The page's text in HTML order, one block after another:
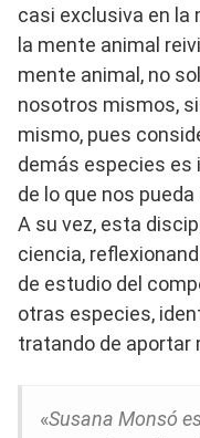
casi exclusiva en la
la mente animal
mente animal, no
nosotros mismos,
mismo, pues
demás especies es
de lo que nos
A su vez, esta
ciencia,
de estudio del
otras especies,
tratando de aportar
«Susana Monsó